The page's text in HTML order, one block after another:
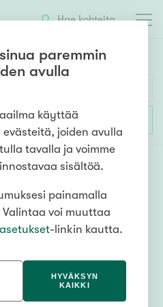
Hae kohteita
3h 4h 5h+
vapaa-ajan
ja vapaa-ajan asunnot
huvilaa, kesämökkiä tai
ja maan kattava
auttavat sinua
Katso alta kaikki
asunnot Lieksa Koli ja
paremmin
avulla
käyttää
joiden avulla
tavalla ja voimme
sisältöä.
painamalla
voi muuttaa
-linkin kautta.
HYVÄKSYN
KAIKKI